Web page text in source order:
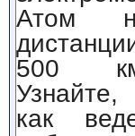
Атом
500
Узнайте,
как